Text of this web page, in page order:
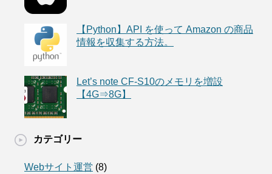
【Python】API を使って Amazon の商品
情報を収集する方法。
Let’s note CF-S10のメモリを増設
【4G⇒8G】
カテゴリー
Webサイト運営 (8)